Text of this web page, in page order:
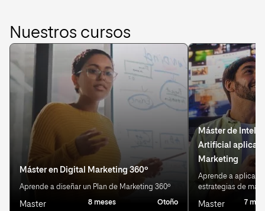
Nuestros cursos
Máster en Digital Marketing 360º
Aprende a diseñar un Plan de Marketing 360º
Master 8 meses Otoño
Máster de
Artificial
Marketing
Aprende a aplicar
estrategias de
Master 7